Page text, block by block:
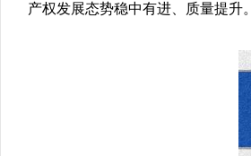
产权发展态势稳中有进、质量提升。